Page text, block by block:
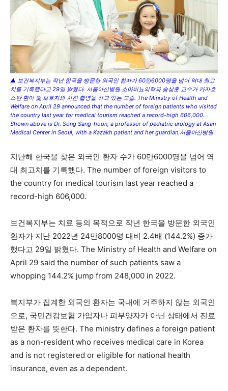
▲ 보건복지부는 작년 한국을 방문한 외국인 환자가 60만6000명을 넘어 역대 최고
치를 기록했다고 29일 밝혔다. 서울아산병원 소아비뇨의학과 송상훈 교수가 카자흐
스탄 환아 및 보호자와 사진 촬영을 하고 있는 모습. The Ministry of Health and
Welfare on April 29 announced that the number of foreign patients who visited
the country last year for medical tourism reached a record-high 606,000.
Shown above is Dr. Song Sang-hoon, a professor of pediatric urology at Asan
Medical Center in Seoul, with a Kazakh patient and her guardian.서울아산병원
지난해 한국을 찾은 외국인 환자 수가 60만6000명을 넘어 역
대 최고치를 기록했다. The number of foreign visitors to
the country for medical tourism last year reached a
record-high 606,000.
보건복지부는 치료 등의 목적으로 작년 한국을 방문한 외국인
환자가 지난 2022년 24만8000명 대비 2.4배 (144.2%) 증가
했다고 29일 밝혔다. The Ministry of Health and Welfare on
April 29 said the number of such patients saw a
whopping 144.2% jump from 248,000 in 2022.
복지부가 집계한 외국인 환자는 국내에 거주하지 않는 외국인
으로, 국민건강보험 가입자나 피부양자가 아닌 상태에서 진료
받은 환자를 뜻한다. The ministry defines a foreign patient
as a non-resident who receives medical care in Korea
and is not registered or eligible for national health
insurance, even as a dependent.